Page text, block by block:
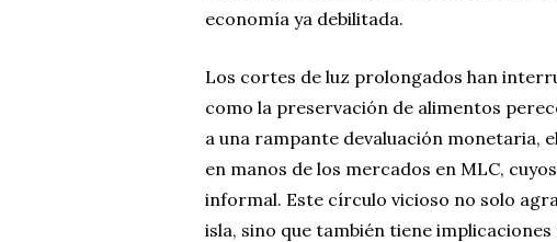
economía ya debilitada.
Los cortes de luz prolongados han
como la preservación de alimentos
a una rampante devaluación monetaria,
en manos de los mercados en MLC,
informal. Este círculo vicioso no solo
isla, sino que también tiene